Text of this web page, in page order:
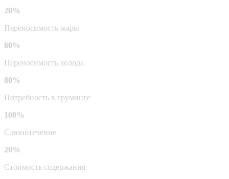
20%
Переносимость жары
80%
Переносимость холода
80%
Потребность в груминге
100%
Слюнотечение
20%
Стоимость содержания